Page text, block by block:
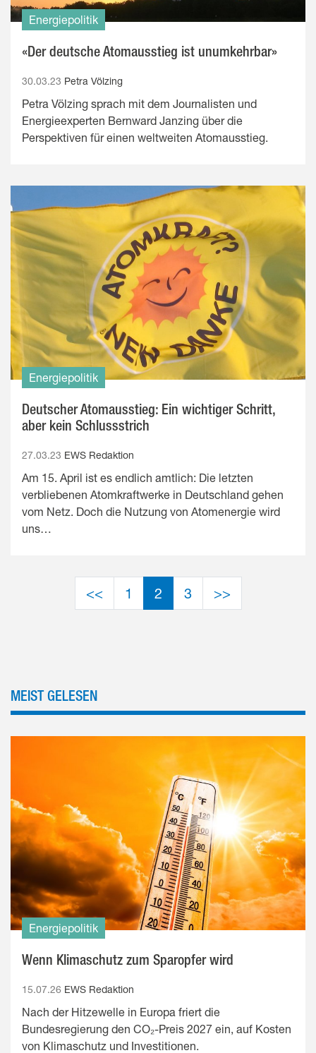
Energiepolitik
«Der deutsche Atomausstieg ist unumkehrbar»
30.03.23 Petra Völzing
Petra Völzing sprach mit dem Journalisten und
Energieexperten Bernward Janzing über die
Perspektiven für einen weltweiten Atomausstieg.
Energiepolitik
Deutscher Atomausstieg: Ein wichtiger Schritt,
aber kein Schlussstrich
27.03.23 EWS Redaktion
Am 15. April ist es endlich amtlich: Die letzten
verbliebenen Atomkraftwerke in Deutschland gehen
vom Netz. Doch die Nutzung von Atomenergie wird
uns…
<< 1 2(aktiv)
3 >>
MEIST GELESEN
Energiepolitik
Wenn Klimaschutz zum Sparopfer wird
15.07.26 EWS Redaktion
Nach der Hitzewelle in Europa friert die
Bundesregierung den CO₂-Preis 2027 ein, auf Kosten
von Klimaschutz und Investitionen.